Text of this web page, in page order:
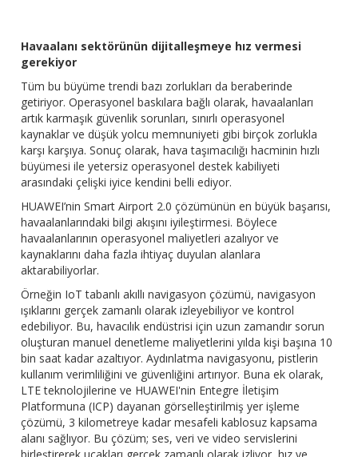
Havaalanı sektörünün dijitalleşmeye hız vermesi
gerekiyor
Tüm bu büyüme trendi bazı zorlukları da beraberinde
getiriyor. Operasyonel baskılara bağlı olarak, havaalanları
artık karmaşık güvenlik sorunları, sınırlı operasyonel
kaynaklar ve düşük yolcu memnuniyeti gibi birçok zorlukla
karşı karşıya. Sonuç olarak, hava taşımacılığı hacminin hızlı
büyümesi ile yetersiz operasyonel destek kabiliyeti
arasındaki çelişki iyice kendini belli ediyor.
HUAWEI’nin Smart Airport 2.0 çözümünün en büyük başarısı,
havaalanlarındaki bilgi akışını iyileştirmesi. Böylece
havaalanlarının operasyonel maliyetleri azalıyor ve
kaynaklarını daha fazla ihtiyaç duyulan alanlara
aktarabiliyorlar.
Örneğin IoT tabanlı akıllı navigasyon çözümü, navigasyon
ışıklarını gerçek zamanlı olarak izleyebiliyor ve kontrol
edebiliyor. Bu, havacılık endüstrisi için uzun zamandır sorun
oluşturan manuel denetleme maliyetlerini yılda kişi başına 10
bin saat kadar azaltıyor. Aydınlatma navigasyonu, pistlerin
kullanım verimliliğini ve güvenliğini artırıyor. Buna ek olarak,
LTE teknolojilerine ve HUAWEI'nin Entegre İletişim
Platformuna (ICP) dayanan görselleştirilmiş yer işleme
çözümü, 3 kilometreye kadar mesafeli kablosuz kapsama
alanı sağlıyor. Bu çözüm; ses, veri ve video servislerini